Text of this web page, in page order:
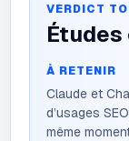
VERDICT
À RETENIR
Claude et
d’usages
même